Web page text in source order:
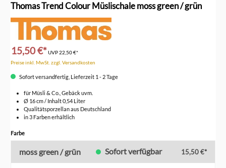
Thomas Trend Colour Müslischale moss green / grün
15,50 €*UVP22,50 €*
Preise inkl. MwSt. zzgl. Versandkosten
Sofort versandfertig, Lieferzeit 1 - 2 Tage
für Müsli & Co., Gebäck uvm.
Ø 16 cm / Inhalt 0,54 Liter
Qualitätsporzellan aus Deutschland
in 3 Farben erhältlich
Farbeauswählen
moss green / grün Sofort verfügbar 15,50 €*